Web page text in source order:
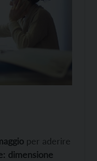
per aderire
dimensione